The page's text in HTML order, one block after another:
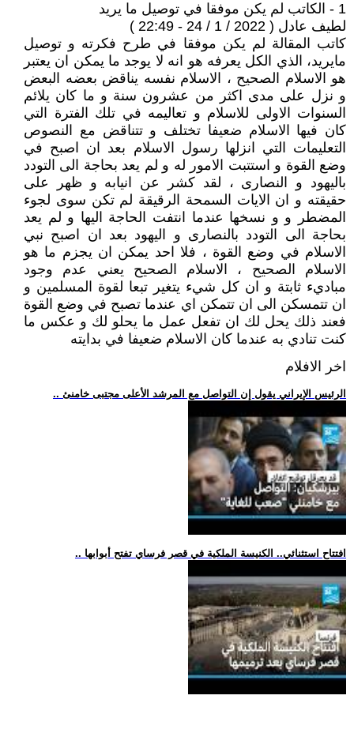
1 - الكاتب لم يكن موفقا في توصيل ما يريد
لطيف عادل ( 2022 / 1 / 24 - 22:49 )
كاتب المقالة لم يكن موفقا في طرح فكرته و توصيل
مايريد، الذي الكل يعرفه هو انه لا يوجد ما يمكن ان يعتبر
هو الاسلام الصحيح ، الاسلام نفسه يناقض بعضه البعض
و نزل على مدى اكثر من عشرون سنة و ما كان يلائم
السنوات الاولى للاسلام و تعاليمه في تلك الفترة التي
كان فيها الاسلام ضعيفا تختلف و تتناقض مع النصوص
التعليمات التي انزلها رسول الاسلام بعد ان اصبح في
وضع القوة و استتبت الامور له و لم يعد بحاجة الى التودد
باليهود و النصارى ، لقد كشر عن انيابه و ظهر على
حقيقته و ان الايات السمحة الرقيقة لم تكن سوى لجوء
المضطر و و نسخها عندما انتفت الحاجة اليها و لم يعد
بحاجة الى التودد بالنصارى و اليهود بعد ان اصبح نبي
الاسلام في وضع القوة ، فلا احد يمكن ان يجزم ما هو
الاسلام الصحيح ، الاسلام الصحيح يعني عدم وجود
مباديء ثابتة و ان كل شيء يتغير تبعا لقوة المسلمين و
ان تتمسكن الى ان تتمكن اي عندما تصبح في وضع القوة
فعند ذلك يحل لك ان تفعل عمل ما يحلو لك و عكس ما
كنت تنادي به عندما كان الاسلام ضعيفا في بدايته
اخر الافلام
.. الرئيس الإيراني يقول إن التواصل مع المرشد الأعلى مجتبى خامنئ
.. افتتاح استثنائي.. الكنيسة الملكية في قصر فرساي تفتح أبوابها